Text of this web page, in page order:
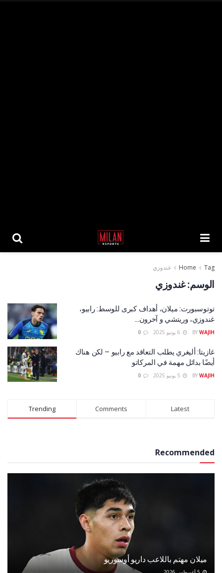
Home Tag غندوزي
الوسم:غندوزي
توتوسبورت: ميلان، أهداف كبرى للوسط: رابيو،
غندوزي، وريتشي و آخرون…
BY WAJIH
غازيتا: أليغري يطلب التعاقد مع رابيو – لكن هناك
أيضًا بدائل مهمة في المركاتو
BY WAJIH
Trending Comments Latest
Recommended
ميلان مهتم باللاعب داريو أوسوريو